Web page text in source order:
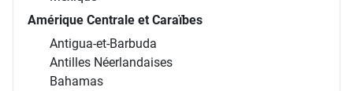
Amérique Centrale et Caraïbes
Antigua-et-Barbuda
Antilles Néerlandaises
Bahamas